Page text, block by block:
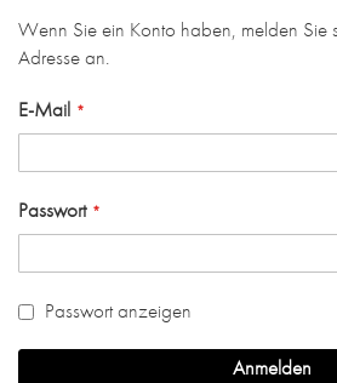
Wenn Sie ein Konto haben, melden Sie
Adresse an.
E-Mail
Passwort
Passwort anzeigen
Anmelden